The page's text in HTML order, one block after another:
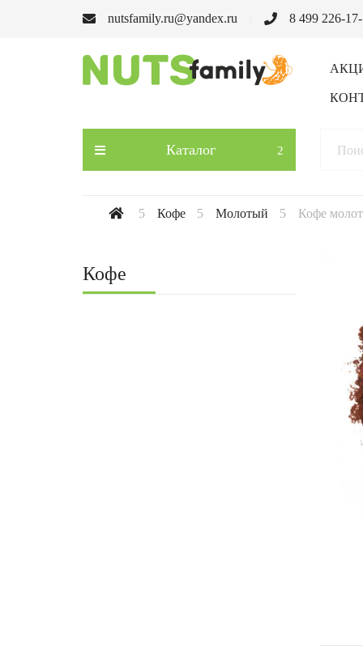
nutsfamily.ru@yandex.ru 8 499 226-
Каталог
Кофе Молотый Кофе
Кофе